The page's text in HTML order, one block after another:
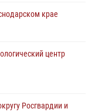
крае
центр
Росгвардии и